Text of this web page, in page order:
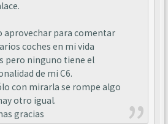
aprovechar para comentar
coches en mi vida
pero ninguno tiene el
de mi C6.
con mirarla se rompe algo
otro igual.
gracias